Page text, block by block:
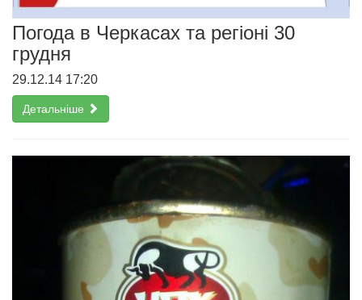
Погода в Черкасах та регіоні 30
грудня
29.12.14 17:20
Детальніше